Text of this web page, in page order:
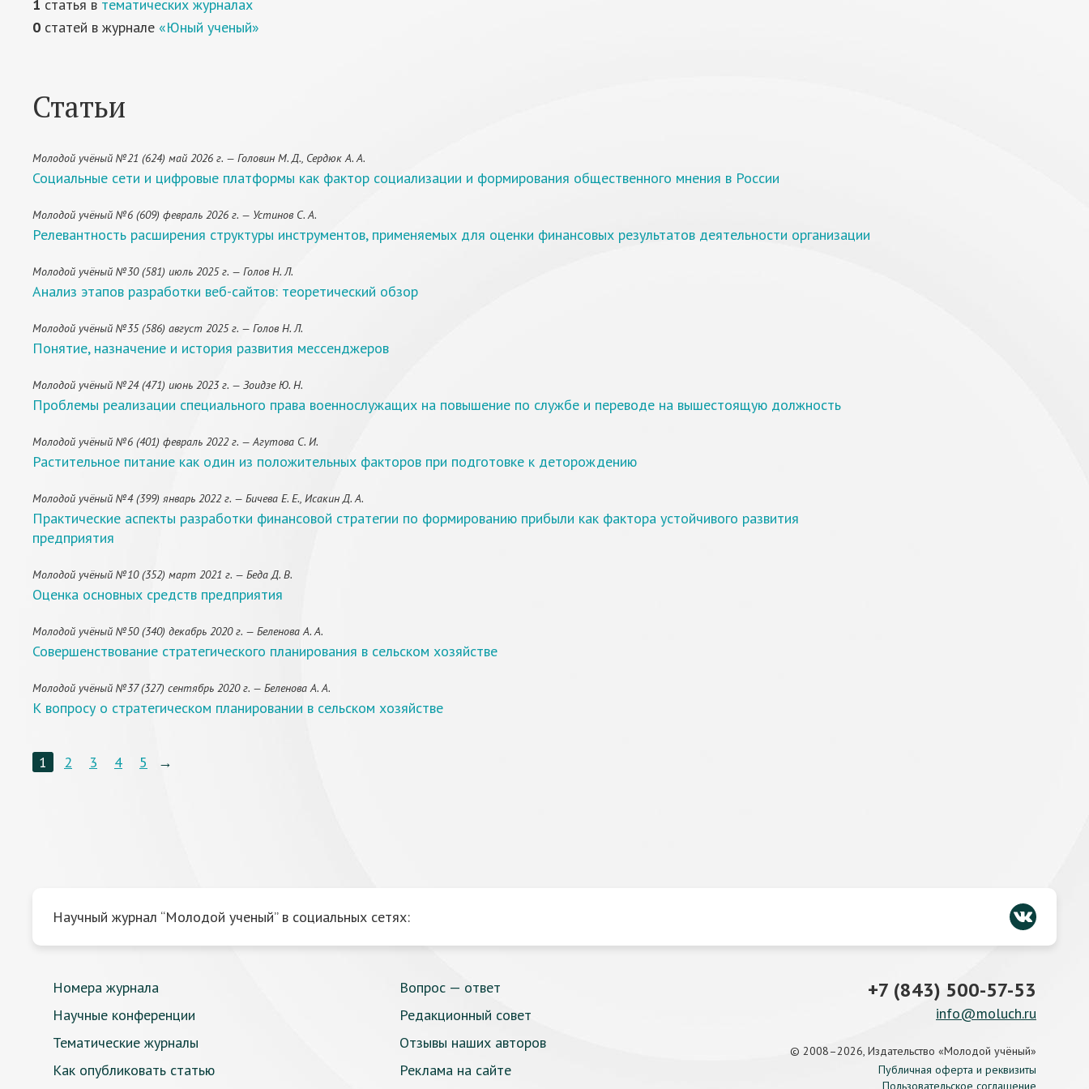
1 статья в тематических журналах
0 статей в журнале «Юный ученый»
Статьи
Молодой учёный №21 (624) май 2026 г. — Головин М. Д., Сердюк А. А.
Социальные сети и цифровые платформы как фактор социализации и формирования общественного мнения в России
Молодой учёный №6 (609) февраль 2026 г. — Устинов С. А.
Релевантность расширения структуры инструментов, применяемых для оценки финансовых результатов деятельности организации
Молодой учёный №30 (581) июль 2025 г. — Голов Н. Л.
Анализ этапов разработки веб-сайтов: теоретический обзор
Молодой учёный №35 (586) август 2025 г. — Голов Н. Л.
Понятие, назначение и история развития мессенджеров
Молодой учёный №24 (471) июнь 2023 г. — Зоидзе Ю. Н.
Проблемы реализации специального права военнослужащих на повышение по службе и переводе на вышестоящую должность
Молодой учёный №6 (401) февраль 2022 г. — Агутова С. И.
Растительное питание как один из положительных факторов при подготовке к деторождению
Молодой учёный №4 (399) январь 2022 г. — Бичева Е. Е., Исакин Д. А.
Практические аспекты разработки финансовой стратегии по формированию прибыли как фактора устойчивого развития
предприятия
Молодой учёный №10 (352) март 2021 г. — Беда Д. В.
Оценка основных средств предприятия
Молодой учёный №50 (340) декабрь 2020 г. — Беленова А. А.
Совершенствование стратегического планирования в сельском хозяйстве
Молодой учёный №37 (327) сентябрь 2020 г. — Беленова А. А.
К вопросу о стратегическом планировании в сельском хозяйстве
1 2 3 4 5 →
Научный журнал “Молодой ученый” в социальных сетях:
Номера журнала
Научные конференции
Тематические журналы
Как опубликовать статью
Вопрос — ответ
Редакционный совет
Отзывы наших авторов
Реклама на сайте
+7 (843) 500-57-53
info@moluch.ru
© 2008–2026, Издательство «Молодой учёный»
Публичная оферта и реквизиты
Пользовательское соглашение